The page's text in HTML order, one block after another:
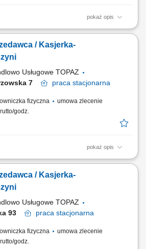
pokaż opis
profesjonalnej obsługi Klientów
monitorowanie terminów przydatności
/ Kasjerka-
Usługowe TOPAZ
7
praca stacjonarna
fizyczna
umowa zlecenie
godz.
pokaż opis
profesjonalnej obsługi Klientów
monitorowanie terminów przydatności
/ Kasjerka-
Usługowe TOPAZ
93
praca stacjonarna
fizyczna
umowa zlecenie
godz.